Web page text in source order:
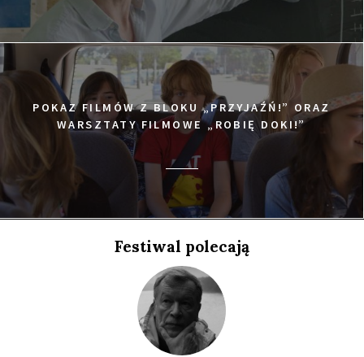
POKAZ FILMÓW Z BLOKU „PRZYJAŹŃ!” ORAZ
WARSZTATY FILMOWE „ROBIĘ DOKI!”
Festiwal polecają